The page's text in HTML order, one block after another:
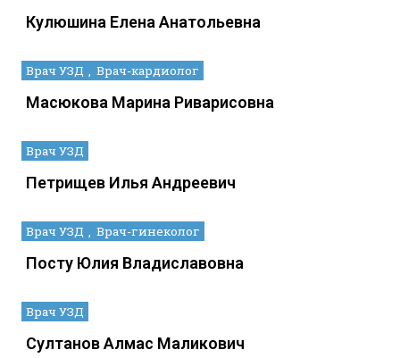
Кулюшина Елена Анатольевна
Врач УЗД Врач-кардиолог
Масюкова Марина Риварисовна
Врач УЗД
Петрищев Илья Андреевич
Врач УЗД Врач-гинеколог
Посту Юлия Владиславовна
Врач УЗД
Султанов Алмас Маликович